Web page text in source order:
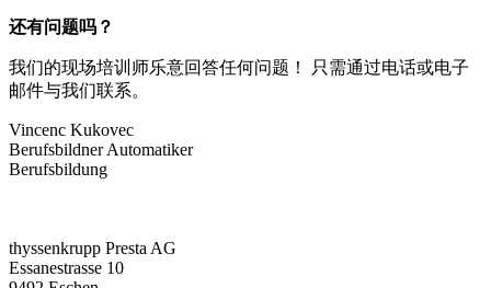
还有问题吗？
我们的现场培训师乐意回答任何问题！ 只需通过电话或电子
邮件与我们联系。
Vincenc Kukovec
Berufsbildner Automatiker
Berufsbildung
thyssenkrupp Presta AG
Essanestrasse 10